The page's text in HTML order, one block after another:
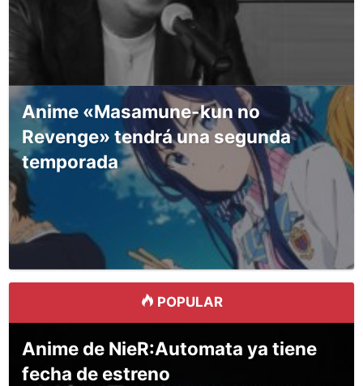
Anime «Masamune-kun no
Revenge» tendrá una segunda
temporada
POPULAR
Anime de NieR:Automata ya tiene
fecha de estreno